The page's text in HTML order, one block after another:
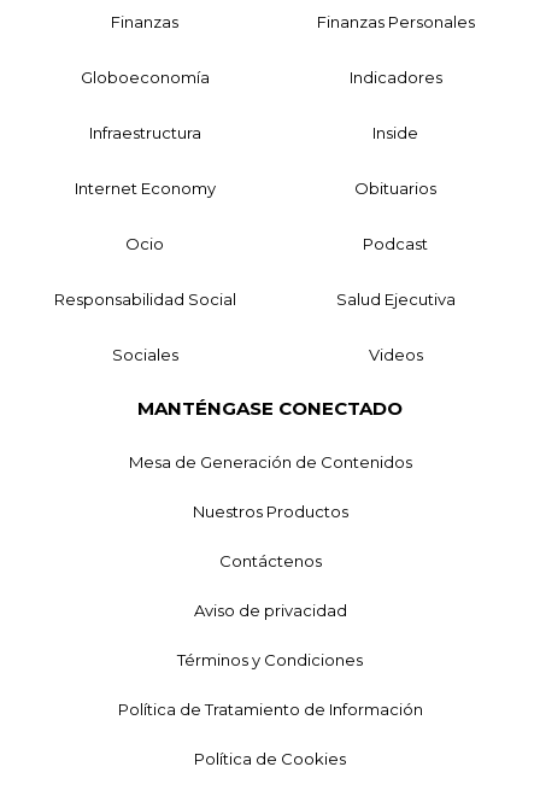
Finanzas Finanzas Personales
Globoeconomía Indicadores
Infraestructura Inside
Internet Economy Obituarios
Ocio Podcast
Responsabilidad Social Salud Ejecutiva
Sociales Videos
MANTÉNGASE CONECTADO
Mesa de Generación de Contenidos
Nuestros Productos
Contáctenos
Aviso de privacidad
Términos y Condiciones
Política de Tratamiento de Información
Política de Cookies